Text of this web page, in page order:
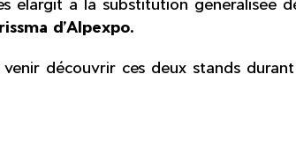
d’Alpexpo.
venir découvrir ces deux stands